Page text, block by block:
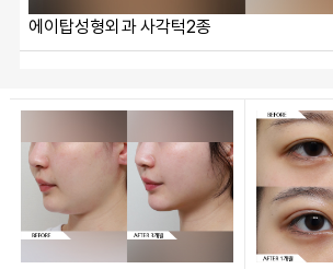
에이탑성형외과 사각턱2종